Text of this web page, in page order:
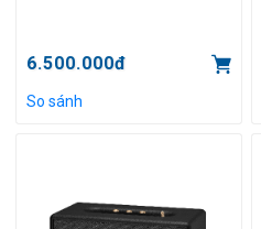
6.500.000đ
So sánh